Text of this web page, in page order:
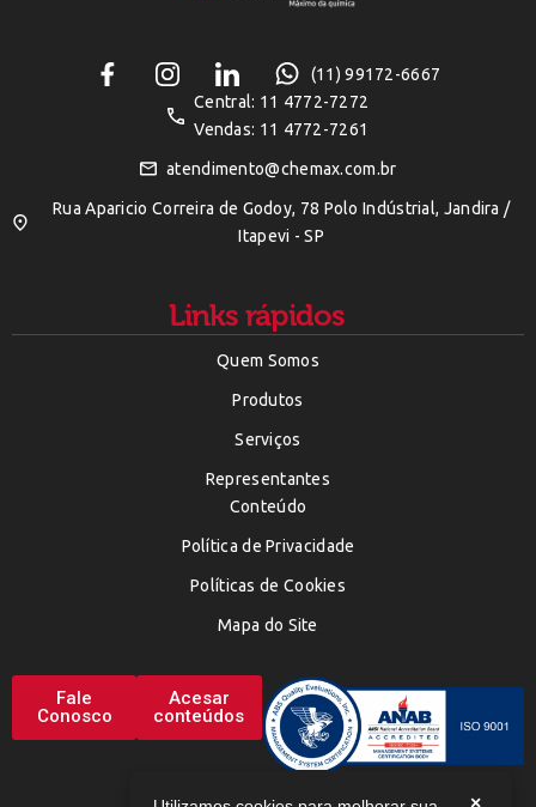
(11) 99172-6667
Central: 11 4772-7272
Vendas: 11 4772-7261
atendimento@chemax.com.br
Rua Aparicio Correira de Godoy, 78 Polo Indústrial, Jandira /
Itapevi - SP
Links rápidos
Quem Somos
Produtos
Serviços
Representantes
Conteúdo
Política de Privacidade
Políticas de Cookies
Mapa do Site
Fale
Conosco
Acesar
conteúdos
×